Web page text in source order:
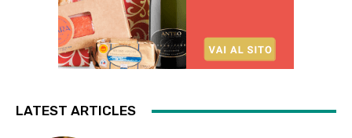
LATEST ARTICLES